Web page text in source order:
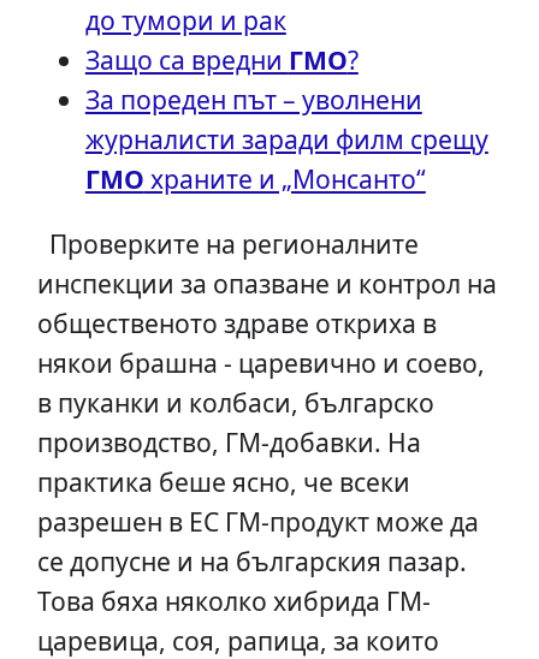
до тумори и рак
Защо са вредни ГМО?
За пореден път – уволнени
журналисти заради филм срещу
ГМО храните и „Монсанто“
Проверките на регионалните
инспекции за опазване и контрол на
общественото здраве откриха в
някои брашна - царевично и соево,
в пуканки и колбаси, българско
производство, ГМ-добавки. На
практика беше ясно, че всеки
разрешен в ЕС ГМ-продукт може да
се допусне и на българския пазар.
Това бяха няколко хибрида ГМ-
царевица, соя, рапица, за които